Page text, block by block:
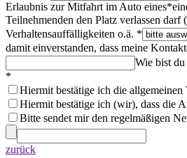
Erlaubnis zur Mitfahrt im Auto
Teilnehmenden den Platz verlassen darf
Verhaltensauffälligkeiten o.ä. *
damit einverstanden, dass meine
Wie bist du
*
Hiermit bestätige ich die
Hiermit bestätige ich (wir), dass die
Bitte sendet mir den regelmäßigen
zurück